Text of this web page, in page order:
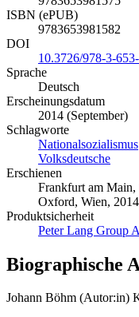
ISBN (ePUB)
9783653981582
DOI
10.3726/978-3-
Sprache
Deutsch
Erscheinungsdatum
2014 (September)
Schlagworte
Nationalsozialismus
Volksdeutsche
Erschienen
Frankfurt am
Oxford, Wien,
Produktsicherheit
Peter Lang Group
Biographische
Johann Böhm (Autor:in)